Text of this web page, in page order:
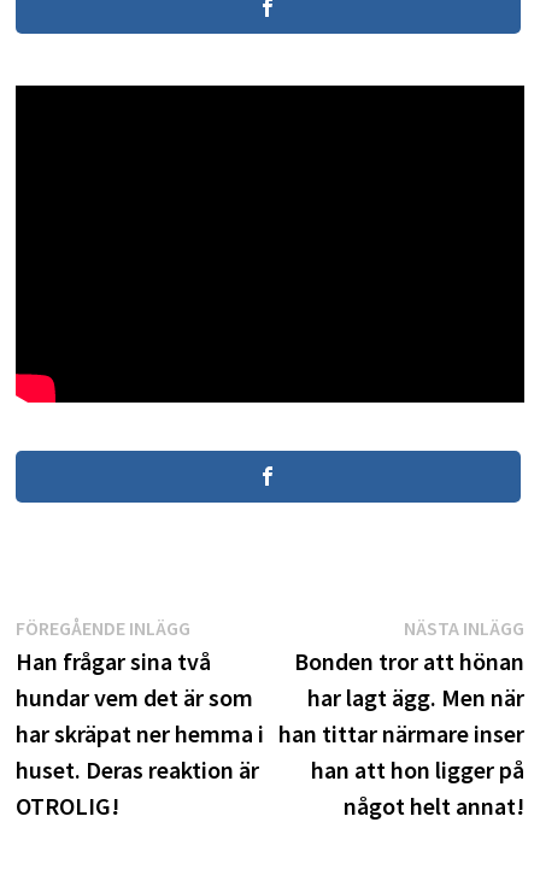
Inläggsnavigering
FÖREGÅENDE INLÄGGFöregående
inlägg:
Han frågar sina två
hundar vem det är som
har skräpat ner hemma i
huset. Deras reaktion är
OTROLIG!
NÄSTA INLÄGG
Bonden tror att hönan
har lagt ägg. Men när
han tittar närmare inser
han att hon ligger på
något helt annat!